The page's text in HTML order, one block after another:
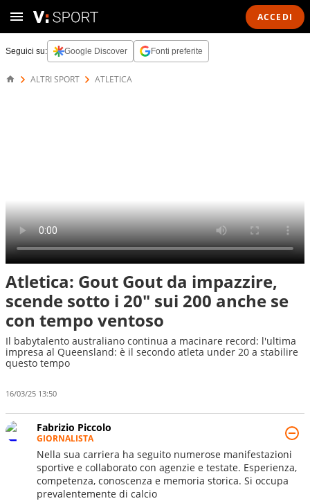
ACCEDI
Seguici su: Google Discover Fonti preferite
ALTRI SPORT ATLETICA
Atletica: Gout Gout da impazzire,
scende sotto i 20" sui 200 anche se
con tempo ventoso
Il babytalento australiano continua a macinare record: l'ultima
impresa al Queensland: è il secondo atleta under 20 a stabilire
questo tempo
16/03/25 13:50
Fabrizio Piccolo
GIORNALISTA
Nella sua carriera ha seguito numerose manifestazioni
sportive e collaborato con agenzie e testate. Esperienza,
competenza, conoscenza e memoria storica. Si occupa
prevalentemente di calcio